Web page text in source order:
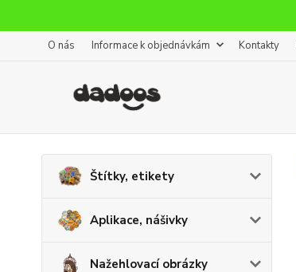
O nás Informace k objednávkám Kontakty
Štítky, etikety
Aplikace, nášivky
Nažehlovací obrázky